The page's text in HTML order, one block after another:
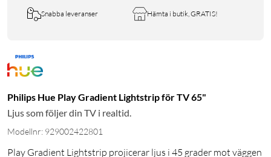
Snabba leveranser Hämta i butik, GRATIS!
Philips Hue Play Gradient Lightstrip för TV 65"
Ljus som följer din TV i realtid.
Modellnr: 929002422801
Play Gradient Lightstrip projicerar ljus i 45 grader mot väggen